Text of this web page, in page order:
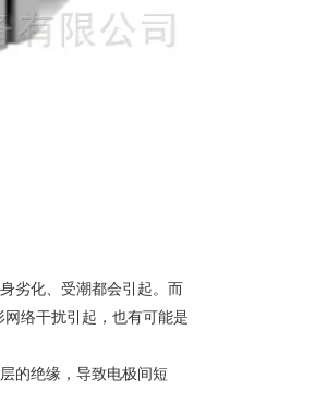
劣化、受潮都会引起。而
络干扰引起，也有可能是
的绝缘，导致电极间短